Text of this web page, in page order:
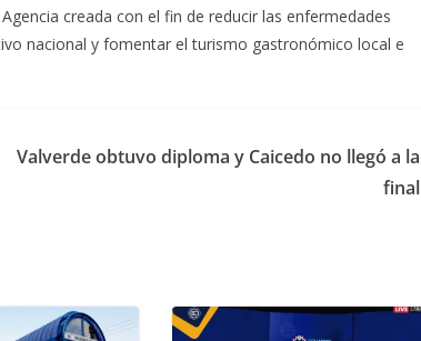
creada con el fin de reducir las enfermedades
nacional y fomentar el turismo gastronómico local e
Valverde obtuvo diploma y Caicedo no llegó a la
final